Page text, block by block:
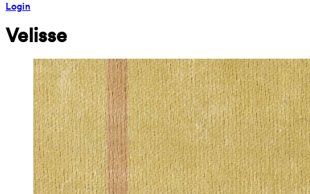
Login
Velisse